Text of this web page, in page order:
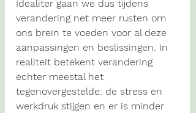
Idealiter gaan we dus tijdens
verandering net meer rusten om
ons brein te voeden voor al deze
aanpassingen en beslissingen. In
realiteit betekent verandering
echter meestal het
tegenovergestelde: de stress en
werkdruk stijgen en er is minder